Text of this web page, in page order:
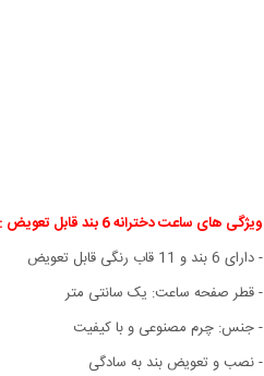
ویژگی های ساعت دخترانه 6 بند قابل تعویض :
- دارای 6 بند و 11 قاب رنگی قابل تعویض
- قطر صفحه ساعت: یک سانتی متر
- جنس: چرم مصنوعی و با کیفیت
- نصب و تعویض بند به سادگی